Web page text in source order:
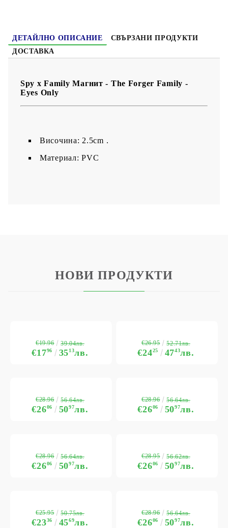
ДЕТАЙЛНО ОПИСАНИЕ
СВЪРЗАНИ ПРОДУКТИ
ДОСТАВКА
Spy x Family Магнит - The Forger Family -
Eyes Only
Височина: 2.5cm .
Материал: PVC
НОВИ ПРОДУКТИ
€1796 3513лв.
€19.96 39.04лв.
€2425 4743лв.
€26.95 52.71лв.
€2606 5097лв.
€28.96 56.64лв.
€2606 5097лв.
€28.96 56.64лв.
€2606 5097лв.
€28.96 56.64лв.
€2606 5097лв.
€28.95 56.62лв.
€2336 4569лв.
€25.95 50.75лв.
€2606 5097лв.
€28.96 56.64лв.